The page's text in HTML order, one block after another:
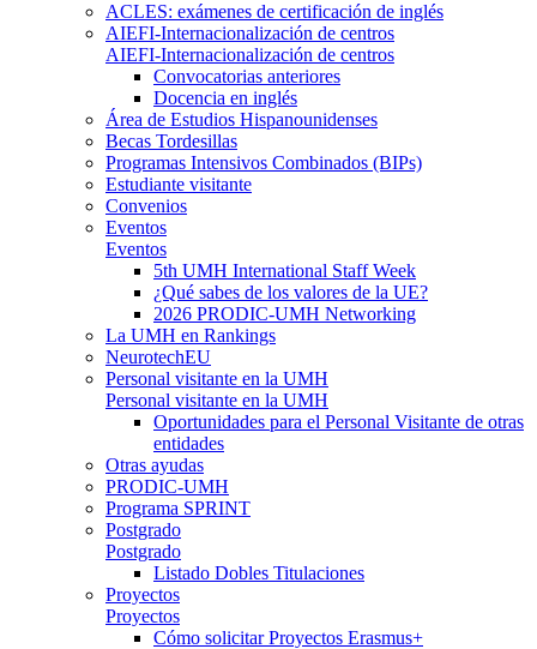
ACLES: exámenes de certificación de inglés
AIEFI-Internacionalización de centros
AIEFI-Internacionalización de centros
Convocatorias anteriores
Docencia en inglés
Área de Estudios Hispanounidenses
Becas Tordesillas
Programas Intensivos Combinados (BIPs)
Estudiante visitante
Convenios
Eventos
Eventos
5th UMH International Staff Week
¿Qué sabes de los valores de la UE?
2026 PRODIC-UMH Networking
La UMH en Rankings
NeurotechEU
Personal visitante en la UMH
Personal visitante en la UMH
Oportunidades para el Personal Visitante de otras
entidades
Otras ayudas
PRODIC-UMH
Programa SPRINT
Postgrado
Postgrado
Listado Dobles Titulaciones
Proyectos
Proyectos
Cómo solicitar Proyectos Erasmus+